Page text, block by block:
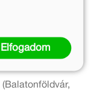
és eső esetén
Elfogadom